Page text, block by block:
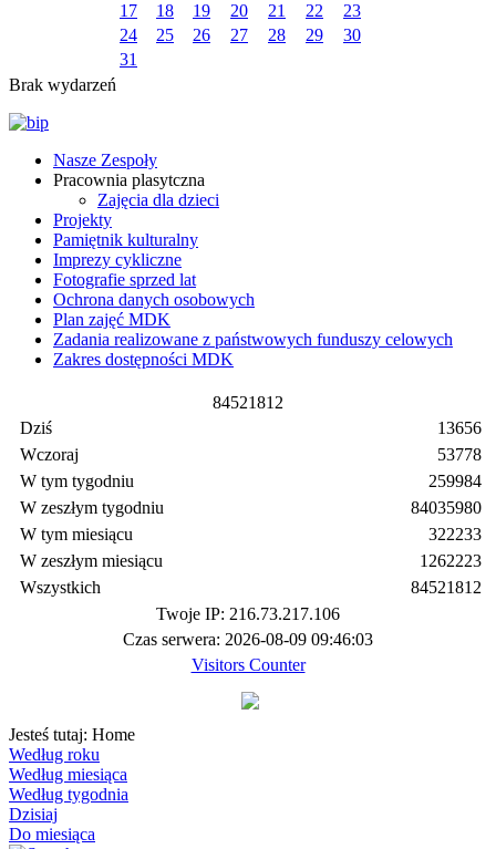
17
18 19 20 21 22
23
24
25 26 27 28 29
30
31
Brak wydarzeń
Nasze Zespoły
Pracownia plasytczna
Zajęcia dla dzieci
Projekty
Pamiętnik kulturalny
Imprezy cykliczne
Fotografie sprzed lat
Ochrona danych osobowych
Plan zajęć MDK
Zadania realizowane z państwowych funduszy celowych
Zakres dostępności MDK
8452181 2
Dziś
Wczoraj
W tym tygodniu
W zeszłym tygodniu
W tym miesiącu
W zeszłym miesiącu
Wszystkich
13656
53778
259984
84035980
322233
1262223
84521812
Twoje IP: 216.73.217.106
Czas serwera: 2026-08-09 09:46:03
Visitors Counter
Jesteś tutaj: Home
Według roku
Według miesiąca
Według tygodnia
Dzisiaj
Do miesiąca